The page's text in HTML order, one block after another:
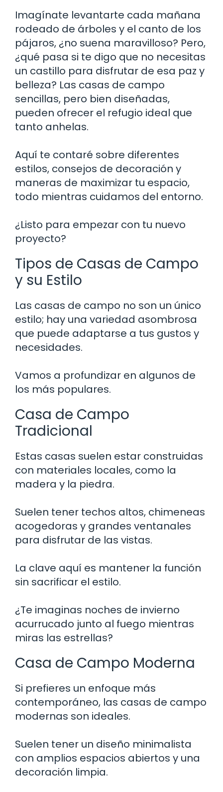
Imagínate levantarte cada mañana
rodeado de árboles y el canto de los
pájaros, ¿no suena maravilloso? Pero,
¿qué pasa si te digo que no necesitas
un castillo para disfrutar de esa paz y
belleza? Las casas de campo
sencillas, pero bien diseñadas,
pueden ofrecer el refugio ideal que
tanto anhelas.
Aquí te contaré sobre diferentes
estilos, consejos de decoración y
maneras de maximizar tu espacio,
todo mientras cuidamos del entorno.
¿Listo para empezar con tu nuevo
proyecto?
Tipos de Casas de Campo
y su Estilo
Las casas de campo no son un único
estilo; hay una variedad asombrosa
que puede adaptarse a tus gustos y
necesidades.
Vamos a profundizar en algunos de
los más populares.
Casa de Campo
Tradicional
Estas casas suelen estar construidas
con materiales locales, como la
madera y la piedra.
Suelen tener techos altos, chimeneas
acogedoras y grandes ventanales
para disfrutar de las vistas.
La clave aquí es mantener la función
sin sacrificar el estilo.
¿Te imaginas noches de invierno
acurrucado junto al fuego mientras
miras las estrellas?
Casa de Campo Moderna
Si prefieres un enfoque más
contemporáneo, las casas de campo
modernas son ideales.
Suelen tener un diseño minimalista
con amplios espacios abiertos y una
decoración limpia.